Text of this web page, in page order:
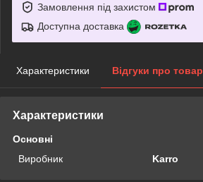
Замовлення під захистом
Доступна доставка
Характеристики Відгуки про товар
Характеристики
Основні
Виробник
Karro